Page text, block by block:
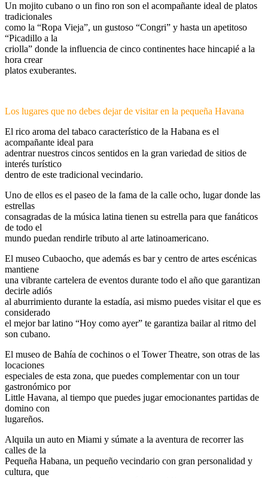
Un mojito cubano o un fino ron son el acompañante ideal de platos
tradicionales
como la “Ropa Vieja”, un gustoso “Congri” y hasta un apetitoso
“Picadillo a la
criolla” donde la influencia de cinco continentes hace hincapié a la
hora crear
platos exuberantes.
Los lugares que no debes dejar de visitar en la pequeña Havana
El rico aroma del tabaco característico de la Habana es el
acompañante ideal para
adentrar nuestros cincos sentidos en la gran variedad de sitios de
interés turístico
dentro de este tradicional vecindario.
Uno de ellos es el paseo de la fama de la calle ocho, lugar donde las
estrellas
consagradas de la música latina tienen su estrella para que fanáticos
de todo el
mundo puedan rendirle tributo al arte latinoamericano.
El museo Cubaocho, que además es bar y centro de artes escénicas
mantiene
una vibrante cartelera de eventos durante todo el año que garantizan
decirle adiós
al aburrimiento durante la estadía, asi mismo puedes visitar el que es
considerado
el mejor bar latino “Hoy como ayer” te garantiza bailar al ritmo del
son cubano.
El museo de Bahía de cochinos o el Tower Theatre, son otras de las
locaciones
especiales de esta zona, que puedes complementar con un tour
gastronómico por
Little Havana, al tiempo que puedes jugar emocionantes partidas de
domino con
lugareños.
Alquila un auto en Miami y súmate a la aventura de recorrer las
calles de la
Pequeña Habana, un pequeño vecindario con gran personalidad y
cultura, que